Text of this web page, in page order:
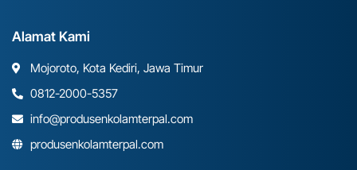
Alamat Kami
Mojoroto, Kota Kediri, Jawa Timur
0812-2000-5357
info@produsenkolamterpal.com
produsenkolamterpal.com